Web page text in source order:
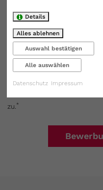
Kommentar / Hinweise:
zu. *
Details
Alles ablehnen
Auswahl bestätigen
Alle auswählen
Datenschutz Impressum